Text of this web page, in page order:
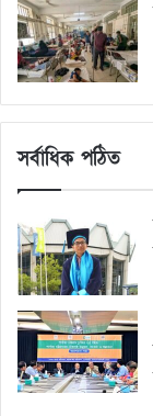
সর্বাধিক পঠিত